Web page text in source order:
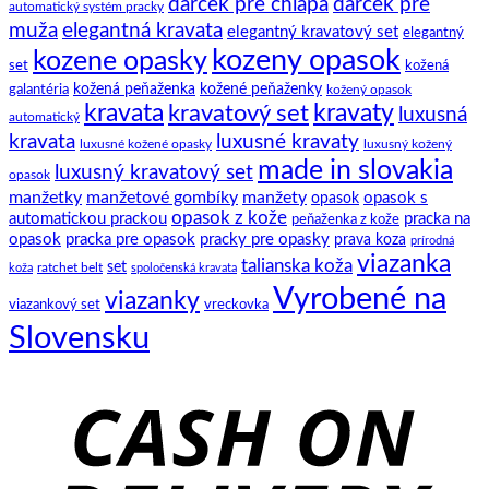
to.
ich
história
zaviazať
klasický
spoločenský
motýlik
automatický systém pracky darček pre chlapa darček pre
muža elegantná kravata elegantný kravatový set elegantný
set kozene opasky kozeny opasok kožená
galantéria kožená peňaženka kožené peňaženky kožený opasok
automatický kravata kravatový set kravaty luxusná
kravata luxusné kožené opasky luxusné kravaty luxusný kožený
opasok luxusný kravatový set made in slovakia
manžetky manžetové gombíky manžety opasok opasok s
automatickou prackou opasok z kože peňaženka z kože pracka na
opasok pracka pre opasok pracky pre opasky prava koza prírodná
koža ratchet belt set spoločenská kravata talianska koža viazanka
viazankový set viazanky vreckovka Vyrobené na
Slovensku